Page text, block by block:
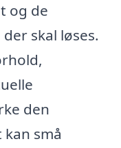
og de
skal løses.
den
små